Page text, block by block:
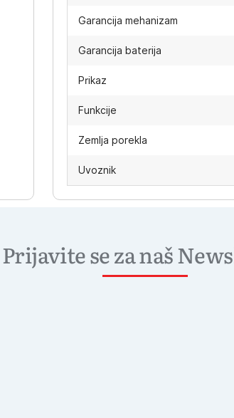
Garancija mehanizam
Garancija baterija
Prikaz
Funkcije
Zemlja porekla
Uvoznik
Prijavite se za naš